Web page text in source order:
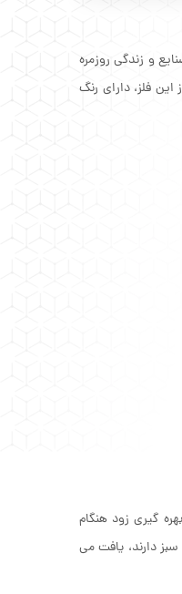
و زندگی روزمره
فلز، دارای رنگ
گیری زود هنگام
دارند، یافت می